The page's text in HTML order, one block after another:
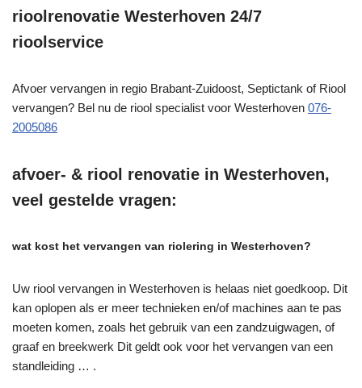
rioolrenovatie Westerhoven 24/7
rioolservice
Afvoer vervangen in regio Brabant-Zuidoost, Septictank of Riool
vervangen? Bel nu de riool specialist voor Westerhoven 076-
2005086
afvoer- & riool renovatie in Westerhoven,
veel gestelde vragen:
wat kost het vervangen van riolering in Westerhoven?
Uw riool vervangen in Westerhoven is helaas niet goedkoop. Dit
kan oplopen als er meer technieken en/of machines aan te pas
moeten komen, zoals het gebruik van een zandzuigwagen, of
graaf en breekwerk Dit geldt ook voor het vervangen van een
standleiding … .